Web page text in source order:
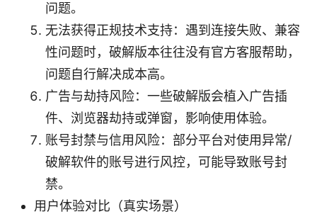
问题。
无法获得正规技术支持：遇到连接失败、兼容
性问题时，破解版本往往没有官方客服帮助，
问题自行解决成本高。
广告与劫持风险：一些破解版会植入广告插
件、浏览器劫持或弹窗，影响使用体验。
账号封禁与信用风险：部分平台对使用异常/
破解软件的账号进行风控，可能导致账号封
禁。
用户体验对比（真实场景）